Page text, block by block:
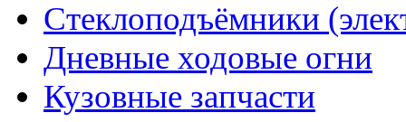
Стеклоподъёмники
Дневные ходовые огни
Кузовные запчасти